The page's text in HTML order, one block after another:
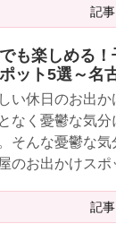
記
も楽しめる
ット5選～名
い休日のお出か
なく憂鬱な気
そんな憂鬱な
のお出かけスポ
記